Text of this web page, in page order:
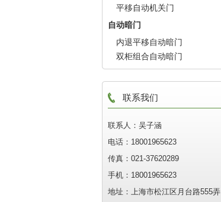
平移自动机关门
自动暗门
内退平移自动暗门
双柜组合自动暗门
联系我们
联系人：吴子涵
电话：18001965623
传真：021-37620289
手机：18001965623
地址：上海市松江区月台路555弄